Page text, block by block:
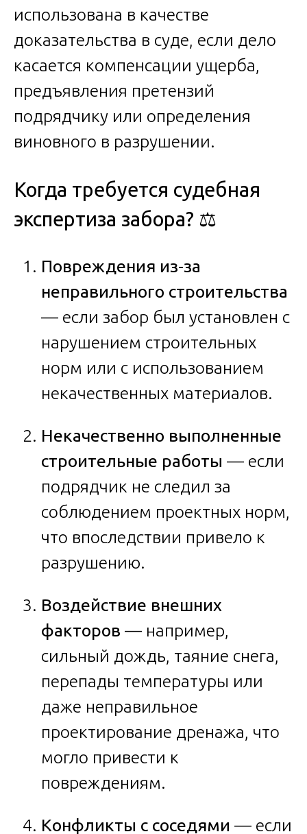
использована в качестве
доказательства в суде, если дело
касается компенсации ущерба,
предъявления претензий
подрядчику или определения
виновного в разрушении.
Когда требуется судебная
экспертиза забора? ⚖️
Повреждения из-за
неправильного строительства
— если забор был установлен с
нарушением строительных
норм или с использованием
некачественных материалов.
Некачественно выполненные
строительные работы — если
подрядчик не следил за
соблюдением проектных норм,
что впоследствии привело к
разрушению.
Воздействие внешних
факторов — например,
сильный дождь, таяние снега,
перепады температуры или
даже неправильное
проектирование дренажа, что
могло привести к
повреждениям.
Конфликты с соседями — если